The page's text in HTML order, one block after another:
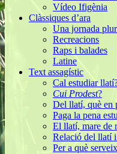
Vídeo Ifigènia
Clàssiques d’ara
Una jornada
Recreacions
Raps i balades
Latine
Text assagístic
Cal estudiar
Cui Prodest?
Del llatí, què en
Paga la pena
El llatí, mare de
Relació del llatí i
Per a què